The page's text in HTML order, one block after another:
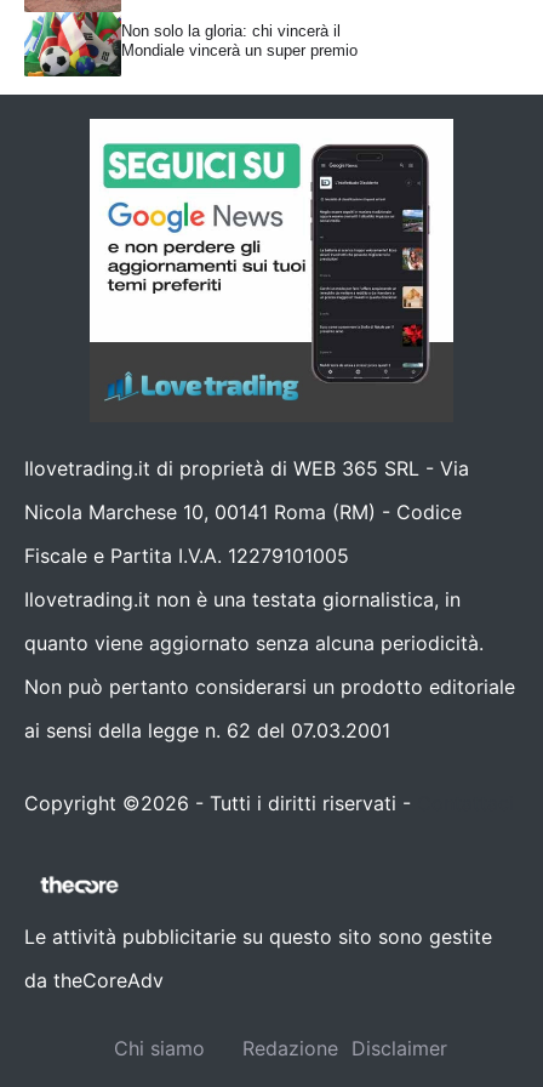
Non solo la gloria: chi vincerà il
Mondiale vincerà un super premio
Ilovetrading.it di proprietà di WEB 365 SRL - Via
Nicola Marchese 10, 00141 Roma (RM) - Codice
Fiscale e Partita I.V.A. 12279101005
Ilovetrading.it non è una testata giornalistica, in
quanto viene aggiornato senza alcuna periodicità.
Non può pertanto considerarsi un prodotto editoriale
ai sensi della legge n. 62 del 07.03.2001
Copyright ©2026 - Tutti i diritti riservati -
Le attività pubblicitarie su questo sito sono gestite
da theCoreAdv
Chi siamo Redazione Disclaimer